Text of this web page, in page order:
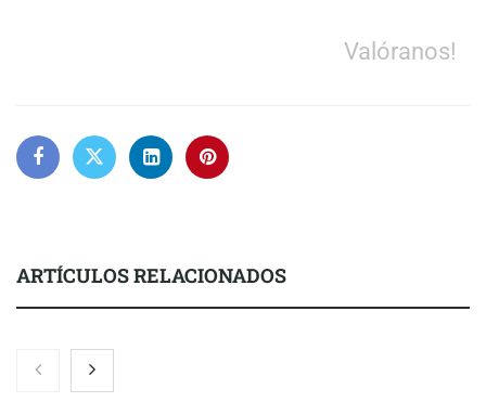
Valóranos!
ARTÍCULOS RELACIONADOS
Nicols presenta seis modelos de anillos de compromiso para el
eclipse solar del 12 de agosto